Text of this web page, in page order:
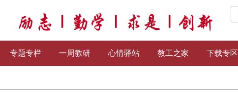
专题专栏 一周教研 心情驿站 教工之家 下载专区